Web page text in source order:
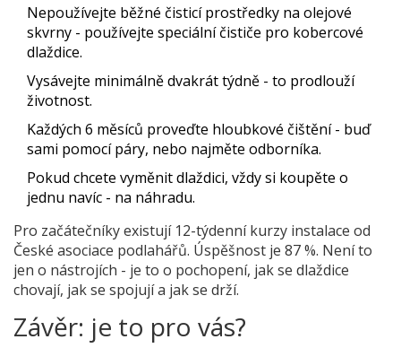
Nepoužívejte běžné čisticí prostředky na olejové
skvrny - používejte speciální čističe pro kobercové
dlaždice.
Vysávejte minimálně dvakrát týdně - to prodlouží
životnost.
Každých 6 měsíců proveďte hloubkové čištění - buď
sami pomocí páry, nebo najměte odborníka.
Pokud chcete vyměnit dlaždici, vždy si koupěte o
jednu navíc - na náhradu.
Pro začátečníky existují 12-týdenní kurzy instalace od
České asociace podlahářů. Úspěšnost je 87 %. Není to
jen o nástrojích - je to o pochopení, jak se dlaždice
chovají, jak se spojují a jak se drží.
Závěr: je to pro vás?